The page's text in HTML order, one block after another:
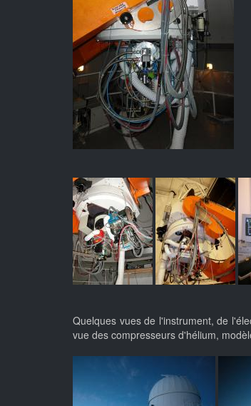
Quelques vues de l'instrument, de
vue des compresseurs d'hélium,